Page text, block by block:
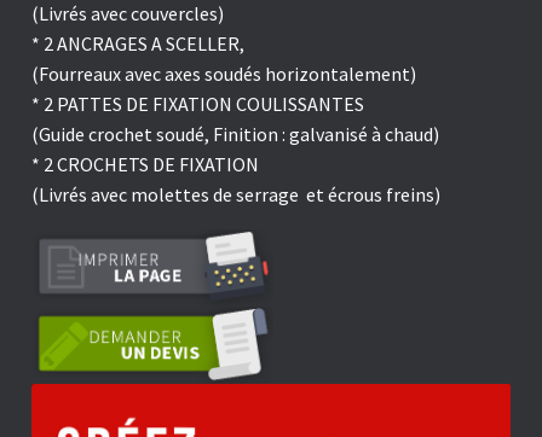
(Livrés avec couvercles)
* 2 ANCRAGES A SCELLER,
(Fourreaux avec axes soudés horizontalement)
* 2 PATTES DE FIXATION COULISSANTES
(Guide crochet soudé, Finition : galvanisé à chaud)
* 2 CROCHETS DE FIXATION
(Livrés avec molettes de serrage et écrous freins)